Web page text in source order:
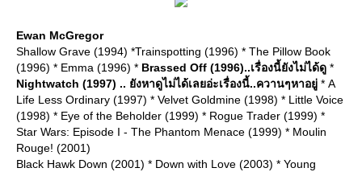
Ewan McGregor
Shallow Grave (1994) *Trainspotting (1996) * The Pillow Book
(1996) * Emma (1996) * Brassed Off (1996)..เรื่องนี้ยังไม่ได้ดู *
Nightwatch (1997) .. ยังหาดูไม่ได้เลยอ่ะเรื่องนี้..ควานๆหาอยู่ * A
Life Less Ordinary (1997) * Velvet Goldmine (1998) * Little Voice
(1998) * Eye of the Beholder (1999) * Rogue Trader (1999) *
Star Wars: Episode I - The Phantom Menace (1999) * Moulin
Rouge! (2001)
Black Hawk Down (2001) * Down with Love (2003) * Young